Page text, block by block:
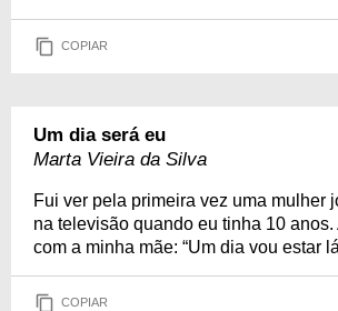
COPIAR
Um dia será eu
Marta Vieira da Silva
Fui ver pela primeira vez uma mulher
na televisão quando eu tinha 10 anos.
com a minha mãe: “Um dia vou estar
COPIAR